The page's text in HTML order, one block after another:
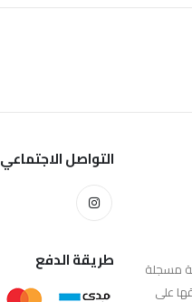
مسجلة
وتم توثيقها على
التواصل الاجتماعي
طريقة الدفع